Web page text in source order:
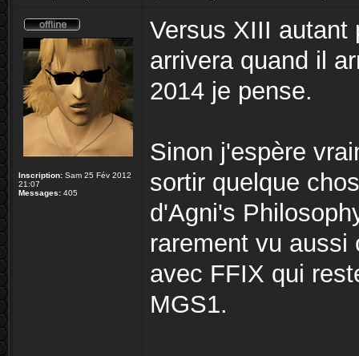
Inscription: Sam 25 Fév 2012
21:07
Messages: 405
Versus XIII autant
arrivera quand il
2014 je pense.
Sinon j'espère
sortir quelque
d'Agni's
rarement vu aussi
avec FFIX qui
MGS1.